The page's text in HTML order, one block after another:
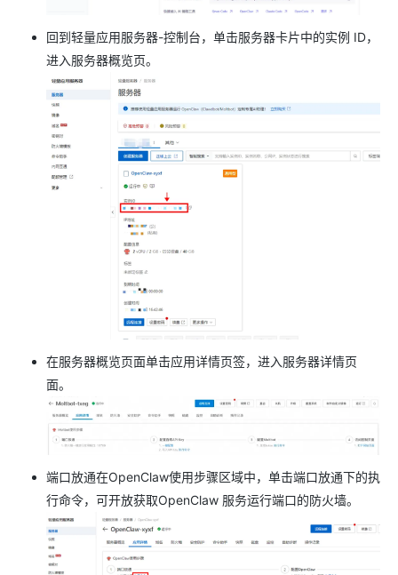
回到轻量应用服务器-控制台，单击服务器卡片中的实例 ID，
进入服务器概览页。
在服务器概览页面单击应用详情页签，进入服务器详情页
面。
端口放通在OpenClaw使用步骤区域中，单击端口放通下的执
行命令，可开放获取OpenClaw 服务运行端口的防火墙。